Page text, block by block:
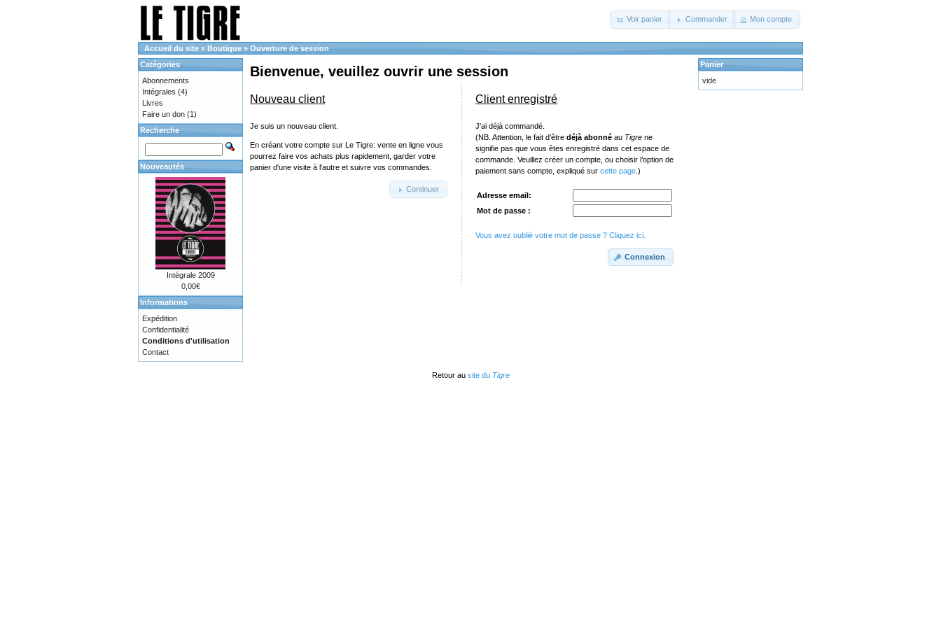
Voir panier Commander Mon compte
Accueil du site » Boutique » Ouverture de session
Bienvenue, veuillez ouvrir une session
Nouveau client
Je suis un nouveau client.
En créant votre compte sur Le Tigre: vente en ligne vous
pourrez faire vos achats plus rapidement, garder votre
panier d'une visite à l'autre et suivre vos commandes.
Continuer
Client enregistré
J'ai déjà commandé.
(NB. Attention, le fait d’êtredéjà abonné au Tigre ne
signifie pas que vous êtes enregistré dans cet espace de
commande. Veuillez créer un compte, ou choisir l’option de
paiement sans compte, expliqué surcette page .)
Adresse email:
Mot de passe :
Vous avez oublié votre mot de passe ? Cliquez ici.
Connexion
Catégories
Abonnements
Intégrales (4)
Livres
Faire un don (1)
Recherche
Nouveautés
Intégrale 2009
0,00€
Informations
Expédition
Confidentialité
Conditions d'utilisation
Contact
Panier
vide
Retour au site du Tigre